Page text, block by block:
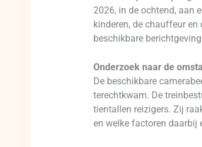
2026, in de ochtend, aan
kinderen, de chauffeur
beschikbare
Onderzoek naar de
De beschikbare
terechtkwam. De
tientallen reizigers. Zij
en welke factoren daarbij